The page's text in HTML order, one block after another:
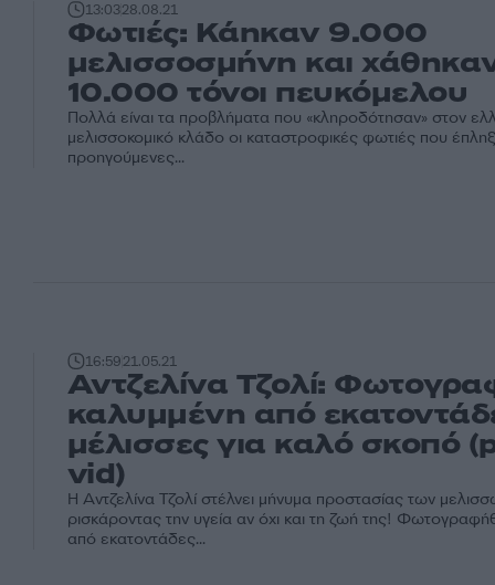
13:0328.08.21
Φωτιές: Κάηκαν 9.000
μελισσοσμήνη και
10.000 τόνοι πευκόμελου
Πολλά είναι τα προβλήματα που «κληροδότησαν» στον
μελισσοκομικό κλάδο οι καταστροφικές φωτιές που
προηγούμενες...
16:5921.05.21
Αντζελίνα Τζολί:
καλυμμένη από
μέλισσες για καλό σκοπό
vid)
H Αντζελίνα Τζολί στέλνει μήνυμα προστασίας των
ρισκάροντας την υγεία αν όχι και τη ζωή της!
από εκατοντάδες...